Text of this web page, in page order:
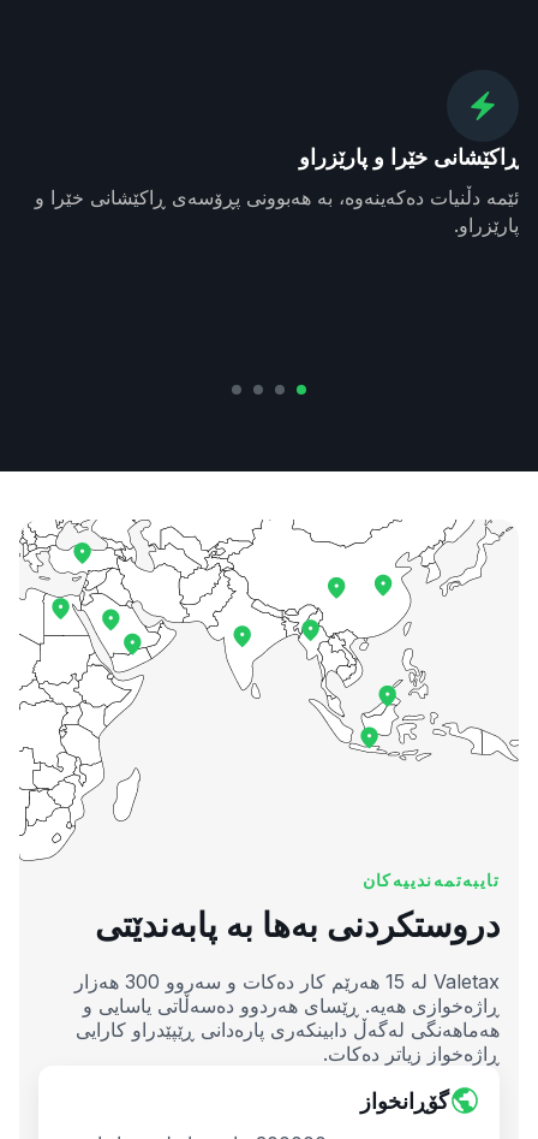
ڕاکێشانی خێرا و پارێزراو
ئێمە دڵنیات دەکەینەوە، بە هەبوونی پڕۆسەی ڕاکێشانی خێرا و
پارێزراو.
تایبەتمەندییەکان
دروستکردنی بەها بە پابەندێتی
Valetax لە 15 هەرێم کار دەکات و سەروو 300 هەزار
ڕاژەخوازی هەیە. ڕێسای هەردوو دەسەڵاتی یاسایی و
هەماهەنگی لەگەڵ دابینکەری پارەدانی ڕێپێدراو کارایی
ڕاژەخواز زیاتر دەکات.
گۆڕانخواز